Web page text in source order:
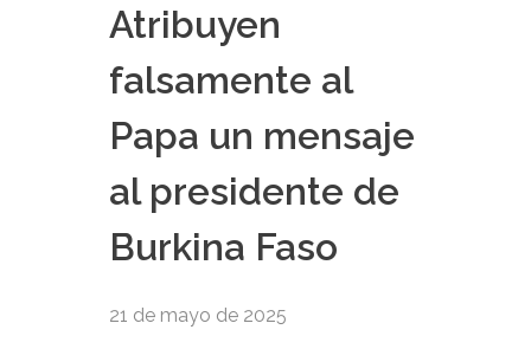
Atribuyen
falsamente al
Papa un mensaje
al presidente de
Burkina Faso
21 de mayo de 2025